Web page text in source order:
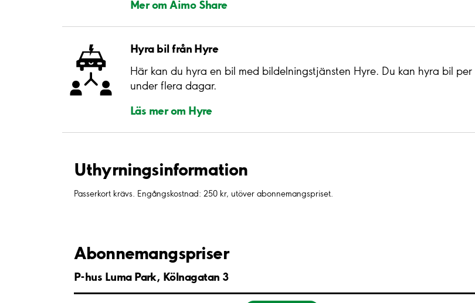
Mer om Aimo Share
Hyra bil från Hyre
Här kan du hyra en bil med bildelningstjänsten Hyre. Du kan hyra bil per
under flera dagar.
Läs mer om Hyre
Uthyrnings­information
Passerkort krävs. Engångskostnad: 250 kr, utöver abonnemangspriset.
Abonnemangspriser
P-hus Luma Park, Kölnagatan 3